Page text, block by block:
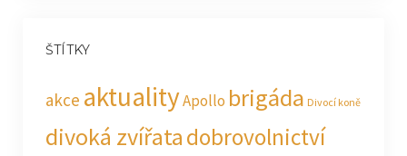
ŠTÍTKY
akce aktualityApollo brigáda Divocí koně
divoká zvířatadobrovolnictví